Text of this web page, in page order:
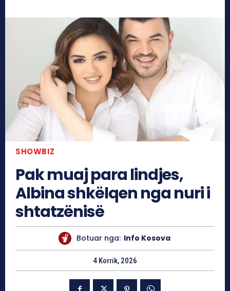
SHOWBIZ
Pak muaj para lindjes,
Albina shkëlqen nga nuri i
shtatzënisë
Botuar nga: Info Kosova
4 Korrik, 2026